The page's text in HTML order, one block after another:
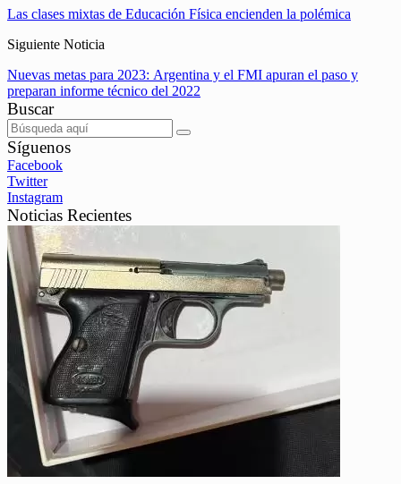
Las clases mixtas de Educación Física encienden la polémica
Siguiente Noticia
Nuevas metas para 2023: Argentina y el FMI apuran el paso y
preparan informe técnico del 2022
Buscar
Síguenos
Facebook
Twitter
Instagram
Noticias Recientes